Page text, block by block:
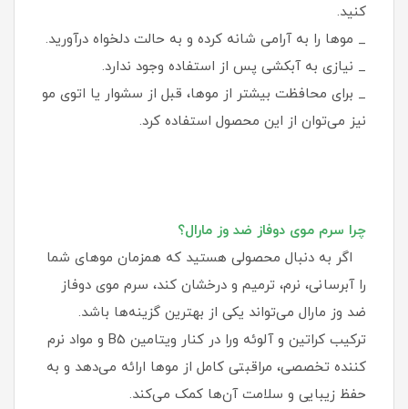
کنید.
_ موها را به آرامی شانه کرده و به حالت دلخواه درآورید.
_ نیازی به آبکشی پس از استفاده وجود ندارد.
_ برای محافظت بیشتر از موها، قبل از سشوار یا اتوی مو
نیز می‌توان از این محصول استفاده کرد.
چرا سرم موی دوفاز ضد وز مارال؟
اگر به دنبال محصولی هستید که همزمان موهای شما
را آبرسانی، نرم، ترمیم و درخشان کند، سرم موی دوفاز
ضد وز مارال می‌تواند یکی از بهترین گزینه‌ها باشد.
ترکیب کراتین و آلوئه ورا در کنار ویتامین B5 و مواد نرم‌
کننده تخصصی، مراقبتی کامل از موها ارائه می‌دهد و به
حفظ زیبایی و سلامت آن‌ها کمک می‌کند.